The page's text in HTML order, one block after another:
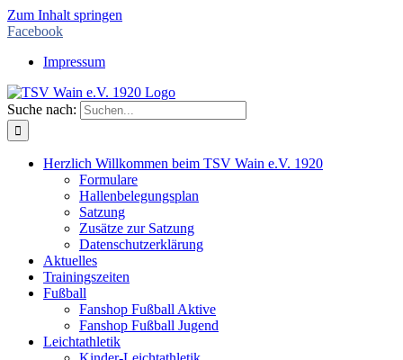
Zum Inhalt springen
Facebook
Impressum
Suche nach:
Herzlich Willkommen beim TSV Wain e.V. 1920
Formulare
Hallenbelegungsplan
Satzung
Zusätze zur Satzung
Datenschutzerklärung
Aktuelles
Trainingszeiten
Fußball
Fanshop Fußball Aktive
Fanshop Fußball Jugend
Leichtathletik